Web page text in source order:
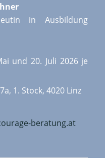
in Ausbildung
und 20. Juli 2026 je
1. Stock, 4020 Linz
beratung.at